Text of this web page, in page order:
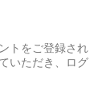
トをご登録され
いただき、ログ